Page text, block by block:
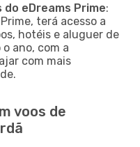
eDreams Prime:
terá acesso a
hotéis e aluguer de
ano, com a
com mais
voos de